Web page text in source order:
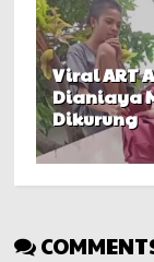
Viral ART
Dianiaya
Dikurung